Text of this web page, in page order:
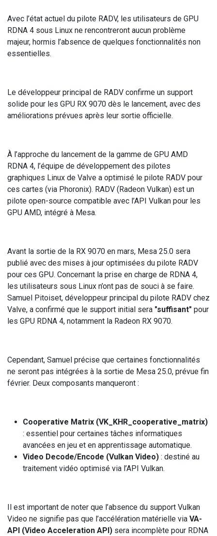
Avec l’état actuel du pilote RADV, les utilisateurs de GPU
RDNA 4 sous Linux ne rencontreront aucun problème
majeur, hormis l’absence de quelques fonctionnalités non
essentielles.
Le développeur principal de RADV confirme un support
solide pour les GPU RX 9070 dès le lancement, avec des
améliorations prévues après leur sortie officielle.
À l’approche du lancement de la gamme de GPU AMD
RDNA 4, l’équipe de développement des pilotes
graphiques Linux de Valve a optimisé le pilote RADV pour
ces cartes (via Phoronix). RADV (Radeon Vulkan) est un
pilote open-source compatible avec l’API Vulkan pour les
GPU AMD, intégré à Mesa.
Avant la sortie de la RX 9070 en mars, Mesa 25.0 sera
publié avec des mises à jour optimisées du pilote RADV
pour ces GPU. Concernant la prise en charge de RDNA 4,
les utilisateurs sous Linux n’ont pas de souci à se faire.
Samuel Pitoiset, développeur principal du pilote RADV chez
Valve, a confirmé que le support initial sera "suffisant" pour
les GPU RDNA 4, notamment la Radeon RX 9070.
Cependant, Samuel précise que certaines fonctionnalités
ne seront pas intégrées à la sortie de Mesa 25.0, prévue fin
février. Deux composants manqueront :
Cooperative Matrix (VK_KHR_cooperative_matrix)
: essentiel pour certaines tâches informatiques
avancées en jeu et en apprentissage automatique.
Video Decode/Encode (Vulkan Video) : destiné au
traitement vidéo optimisé via l’API Vulkan.
Il est important de noter que l’absence du support Vulkan
Video ne signifie pas que l’accélération matérielle via VA-
API (Video Acceleration API) sera incomplète pour RDNA